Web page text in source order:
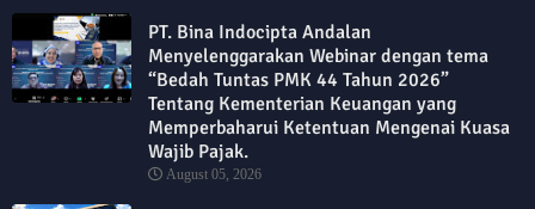
PT. Bina Indocipta Andalan
Menyelenggarakan Webinar dengan tema
“Bedah Tuntas PMK 44 Tahun 2026”
Tentang Kementerian Keuangan yang
Memperbaharui Ketentuan Mengenai Kuasa
Wajib Pajak.
August 05, 2026